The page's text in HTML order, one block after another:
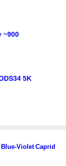
~900
5K